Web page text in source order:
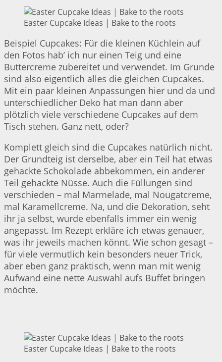
Easter Cupcake Ideas | Bake to the roots
Beispiel Cupcakes: Für die kleinen Küchlein auf
den Fotos hab’ ich nur einen Teig und eine
Buttercreme zubereitet und verwendet. Im Grunde
sind also eigentlich alles die gleichen Cupcakes.
Mit ein paar kleinen Anpassungen hier und da und
unterschiedlicher Deko hat man dann aber
plötzlich viele verschiedene Cupcakes auf dem
Tisch stehen. Ganz nett, oder?
Komplett gleich sind die Cupcakes natürlich nicht.
Der Grundteig ist derselbe, aber ein Teil hat etwas
gehackte Schokolade abbekommen, ein anderer
Teil gehackte Nüsse. Auch die Füllungen sind
verschieden – mal Marmelade, mal Nougatcreme,
mal Karamellcreme. Na, und die Dekoration, seht
ihr ja selbst, wurde ebenfalls immer ein wenig
angepasst. Im Rezept erkläre ich etwas genauer,
was ihr jeweils machen könnt. Wie schon gesagt –
für viele vermutlich kein besonders neuer Trick,
aber eben ganz praktisch, wenn man mit wenig
Aufwand eine nette Auswahl aufs Buffet bringen
möchte.
Easter Cupcake Ideas | Bake to the roots